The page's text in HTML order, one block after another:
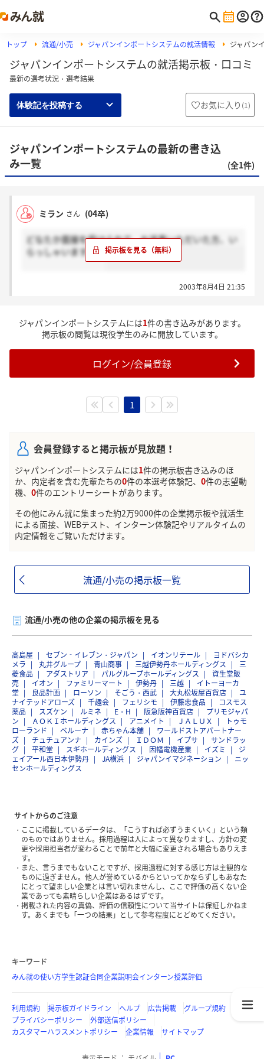
トップ 流通/小売 ジャパンインポートシステムの就活情報 ジャパン
ジャパンインポートシステムの就活掲示板・口コミ
最新の選考状況・選考結果
体験記を投稿する お気に入り (1)
ジャパンインポートシステムの最新の書き込
み一覧
(全1件)
ミラン さん (04卒)
どなたか面接を受けられて、お返事いただいた方、い
らっしゃいますか？
2003年8月4日 21:35
ジャパンインポートシステムには1件の書き込みがあります。
掲示板の閲覧は現役学生のみに開放しています。
ログイン/会員登録
1
会員登録すると掲示板が見放題！
ジャパンインポートシステムには1件の掲示板書き込みのほ
か、内定者を含む先輩たちの0件の本選考体験記、 0件の志望動
機、 0件のエントリーシートがあります。
その他にみん就に集まった約2万9000件の企業掲示板や就活生
による面接、WEBテスト、インターン体験記やリアルタイムの
内定情報をご覧いただけます。
流通/小売の掲示板一覧
流通/小売の他の企業の掲示板を見る
高島屋 セブン‐イレブン・ジャパン イオンリテール
ヨドバシカ
メラ
丸井グループ 青山商事 三越伊勢丹ホールディングス
三
菱食品
アダストリア パルグループホールディングス
資生堂販
売
イオン ファミリーマート 伊勢丹 三越
イトーヨーカ
堂
良品計画 ローソン そごう・西武 大丸松坂屋百貨店
ユ
ナイテッドアローズ
千趣会 フェリシモ 伊藤忠食品
コスモス
薬品
スズケン ルミネ E・H 阪急阪神百貨店
プリモジャパ
ン
ＡＯＫＩホールディングス アニメイト ＪＡＬＵＸ
トゥモ
ローランド
ベルーナ 赤ちゃん本舗
ワールドストアパートナー
ズ
チュチュアンナ カインズ ＩＤＯＭ イプサ
サンドラッ
グ
平和堂 スギホールディングス 因幡電機産業 イズミ
ジ
ェイアール西日本伊勢丹
JA横浜 ジャパンイマジネーション
ニッ
センホールディングス
サイトからのご注意
ここに掲載しているデータは、「こうすれば必ずうまくいく」という類
のものではありません。採用過程は人によって異なりますし、方針の変
更や採用担当者が変わることで前年と大幅に変更される場合もありえま
す。
また、言うまでもないことですが、採用過程に対する感じ方は主観的な
ものに過ぎません。他人が誉めているからといってかならずしもあなた
にとって望ましい企業とは言い切れませんし、ここで評価の高くない企
業であっても素晴らしい企業はあるはずです。
掲載された内容の真偽、評価の信頼性について当サイトは保証しかねま
す。あくまでも「一つの結果」として参考程度にとどめてください。
キーワード
みん就の使い方学生認証合同企業説明会インターン授業評価
利用規約 掲示板ガイドライン ヘルプ 広告掲載
グループ規約
プライバシーポリシー
外部送信ポリシー
カスタマーハラスメントポリシー
企業情報 サイトマップ